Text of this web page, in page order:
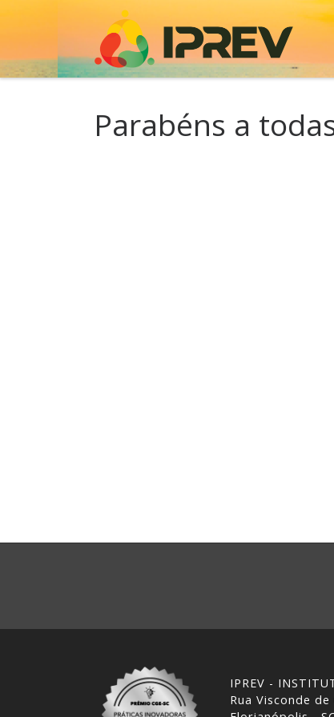
Skip to content
Parabéns a
IPREV -
Rua Visconde